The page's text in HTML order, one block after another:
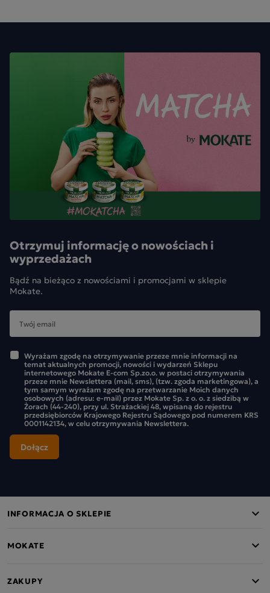
Otrzymuj informację o nowościach i
wyprzedażach
Bądź na bieżąco z nowościami i promocjami w sklepie
Mokate.
Wyrażam zgodę na otrzymywanie przeze mnie informacji na
temat aktualnych promocji, nowości i wydarzeń Sklepu
internetowego Mokate E-com Sp.zo.o. w postaci otrzymywania
przeze mnie Newslettera (mail, sms), (tzw. zgoda marketingowa), a
tym samym wyrażam zgodę na przetwarzanie Moich danych
osobowych (adresu: e-mail) przez Mokate Sp. z o. o. z siedzibą w
Żorach (44-240), przy ul. Strażackiej 48, wpisaną do rejestru
przedsiębiorców Krajowego Rejestru Sądowego pod numerem KRS
0001142134, w celu otrzymywania Newslettera.
INFORMACJA O SKLEPIE
MOKATE
ZAKUPY